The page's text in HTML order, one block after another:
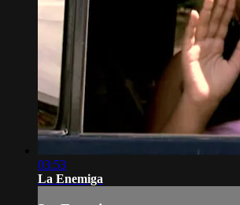
03:53
La Enemiga